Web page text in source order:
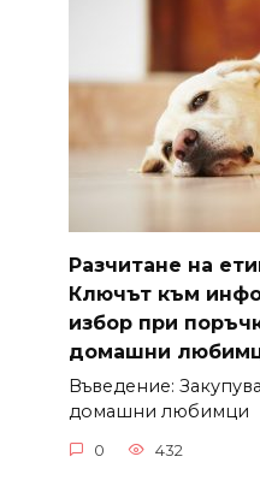
Разчитане на
Ключът към
избор при
домашни
Въведение:
домашни любимци
0 432